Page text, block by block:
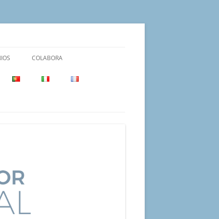
COLABORA